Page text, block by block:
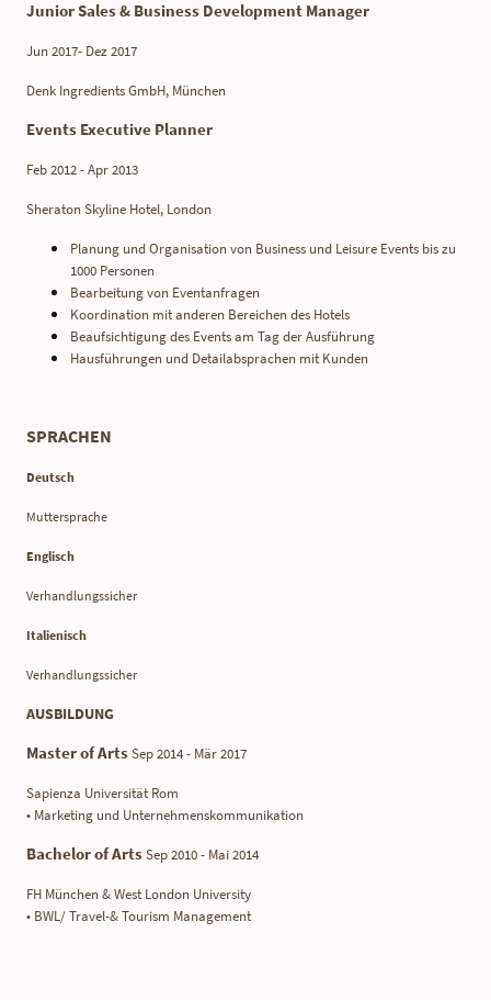
Junior Sales & Business Development Manager
Jun 2017- Dez 2017
Denk Ingredients GmbH, München
Events Executive Planner
Feb 2012 - Apr 2013
Sheraton Skyline Hotel, London
Planung und Organisation von Business und Leisure Events bis zu
1000 Personen
Bearbeitung von Eventanfragen
Koordination mit anderen Bereichen des Hotels
Beaufsichtigung des Events am Tag der Ausführung
Hausführungen und Detailabsprachen mit Kunden
SPRACHEN
Deutsch
Muttersprache
Englisch
Verhandlungssicher
Italienisch
Verhandlungssicher
AUSBILDUNG
Master of ArtsSep 2014 - Mär 2017
Sapienza Universität Rom
• Marketing und Unternehmenskommunikation
Bachelor of ArtsSep 2010 - Mai 2014
FH München & West London University
• BWL/ Travel-& Tourism Management